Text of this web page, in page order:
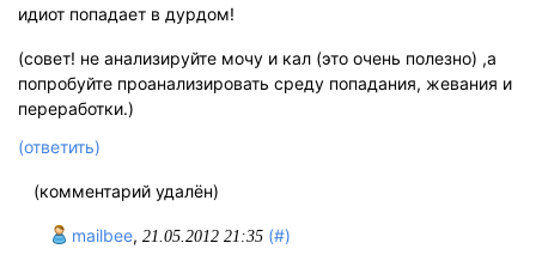
идиот попадает в дурдом!
(совет! не анализируйте мочу и кал (это очень полезно) ,а
попробуйте проанализировать среду попадания, жевания и
переработки.)
(ответить)
(комментарий удалён)
mailbee, 21.05.2012 21:35 (#)